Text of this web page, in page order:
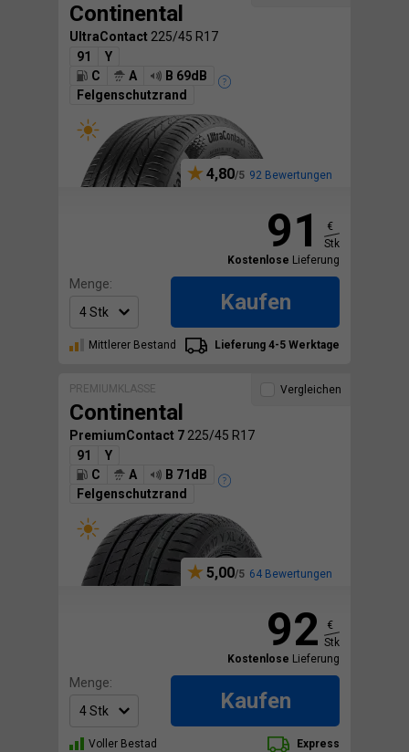
Continental
UltraContact 225/45 R17
91
Y
C
A
B 69dB
Felgenschutzrand
4,80 92 Bewertungen
91
€
Stk
Kostenlose Lieferung
Menge:
Kaufen
Mittlerer Bestand Lieferung 4-5 Werktage
PREMIUMKLASSE
Continental
PremiumContact 7 225/45 R17
91
Y
C
A
B 71dB
Felgenschutzrand
5,00 64 Bewertungen
Vergleichen
92
€
Stk
Kostenlose Lieferung
Menge:
Kaufen
Voller Bestad Express